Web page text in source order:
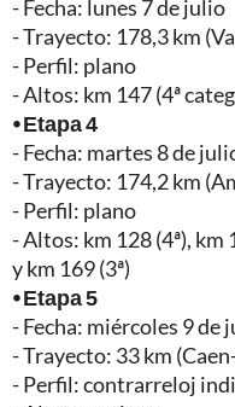
- Fecha: lunes 7 de julio
- Trayecto: 178,3 km
- Perfil: plano
- Altos: km 147 (4ª
⦁ Etapa 4
- Fecha: martes 8 de
- Trayecto: 174,2 km
- Perfil: plano
- Altos: km 128 (4ª), km
y km 169 (3ª)
⦁ Etapa 5
- Fecha: miércoles 9 de
- Trayecto: 33 km
- Perfil: contrarreloj